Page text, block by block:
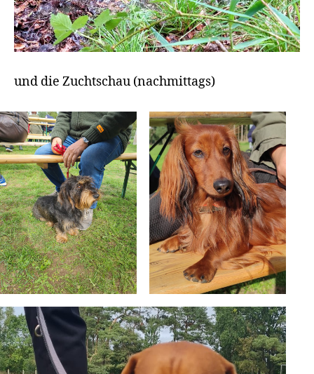
und die Zuchtschau (nachmittags)